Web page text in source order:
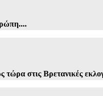
τώρα στις Βρετανικές